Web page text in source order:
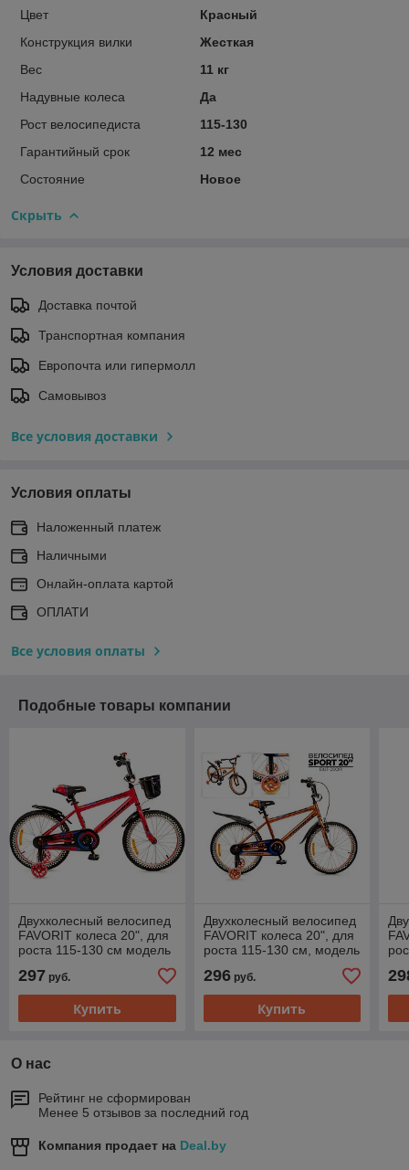
Цвет
Красный
Конструкция вилки
Жесткая
Вес
11 кг
Надувные колеса
Да
Рост велосипедиста
115-130
Гарантийный срок
12 мес
Состояние
Новое
Скрыть
Условия доставки
Доставка почтой
Транспортная компания
Европочта или гипермолл
Самовывоз
Все условия доставки
Условия оплаты
Наложенный платеж
Наличными
Онлайн-оплата картой
ОПЛАТИ
Все условия оплаты
Подобные товары компании
Двухколесный велосипед
FAVORIT колеса 20", для
роста 115-130 см модель
SPORT, арт. SPT-Y20RD
297 руб.
Купить
Двухколесный велосипед
FAVORIT колеса 20", для
роста 115-130 см, модель
SPORT, арт. SPT-Y20OR
296руб.
Купить
О нас
Рейтинг не сформирован
Менее 5 отзывов за последний год
Компания продает на Deal.by